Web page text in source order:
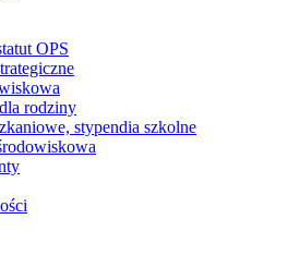
OPS
rodziny
stypendia szkolne